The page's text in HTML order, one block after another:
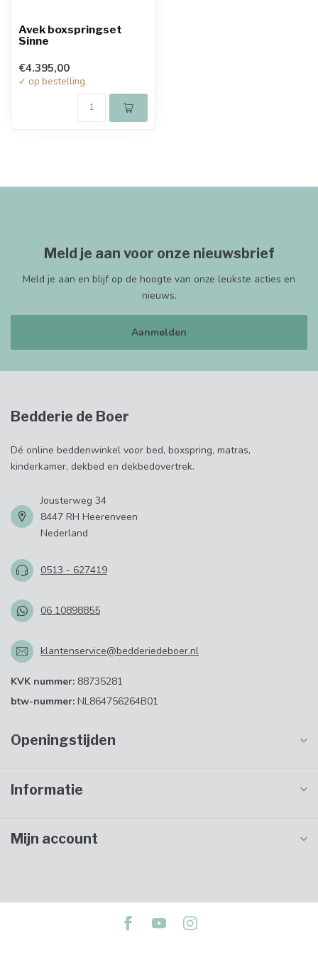
Avek boxspringset
Sinne
€4.395,00
✓ op bestelling
Meld je aan voor onze nieuwsbrief
Meld je aan en blijf op de hoogte van onze leukste acties en
nieuws.
Aanmelden
Bedderie de Boer
Dé online beddenwinkel voor bed, boxspring, matras,
kinderkamer, dekbed en dekbedovertrek.
Jousterweg 34
8447 RH Heerenveen
Nederland
0513 - 627419
06 10898855
klantenservice@bedderiedeboer.nl
KVK nummer: 88735281
btw-nummer: NL864756264B01
Openingstijden
Informatie
Mijn account